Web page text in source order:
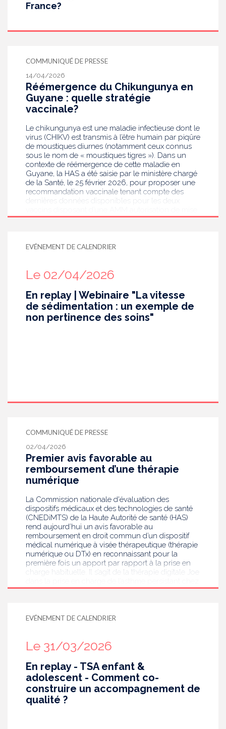
France?
COMMUNIQUÉ DE PRESSE
14/04/2026
Réémergence du Chikungunya en
Guyane : quelle stratégie
vaccinale?
Le chikungunya est une maladie infectieuse dont le
virus (CHIKV) est transmis à l’être humain par piqûre
de moustiques diurnes (notamment ceux connus
sous le nom de « moustiques tigres »). Dans un
contexte de réémergence de cette maladie en
Guyane, la HAS a été saisie par le ministère chargé
de la Santé, le 25 février 2026, pour proposer une
recommandation vaccinale tenant compte des
dernières données disponibles pour les deux
sur le marché (Ixchiq du laboratoire Valneva et
toutes les personnes âgées de 65 ans et plus, et
EVÉNEMENT DE CALENDRIER
Le 02/04/2026
En replay | Webinaire "La vitesse
de sédimentation : un exemple de
non pertinence des soins"
COMMUNIQUÉ DE PRESSE
02/04/2026
Premier avis favorable au
remboursement d’une thérapie
numérique
La Commission nationale d'évaluation des
dispositifs médicaux et des technologies de santé
(CNEDiMTS) de la Haute Autorité de santé (HAS)
rend aujourd’hui un avis favorable au
remboursement en droit commun d’un dispositif
médical numérique à visée thérapeutique (thérapie
numérique ou DTx) en reconnaissant pour la
première fois un apport par rapport à la prise en
charge habituelle. Il s’agit de la thérapie digitale Joe
l’enfant de 7 à 11 ans : ce dispositif, composé d’un
son traitement. Le remboursement du dispositif par
Santé.
EVÉNEMENT DE CALENDRIER
Le 31/03/2026
En replay - TSA enfant &
adolescent - Comment co-
construire un accompagnement de
qualité ?